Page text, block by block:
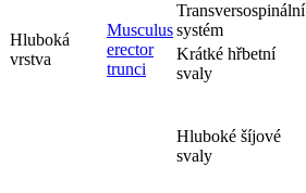
Hluboká
vrstva
Musculus
erector
trunci
Transversospinální
systém
Krátké hřbetní
svaly
Hluboké šíjové
svaly